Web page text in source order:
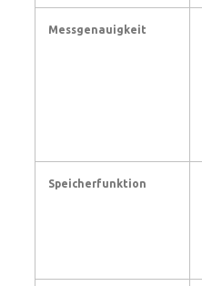
Messgenauigkeit
Speicherfunktion